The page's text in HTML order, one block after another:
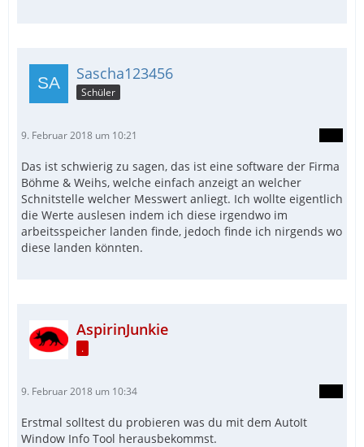
Sascha123456
Schüler
9. Februar 2018 um 10:21
Das ist schwierig zu sagen, das ist eine software der Firma
Böhme & Weihs, welche einfach anzeigt an welcher
Schnitstelle welcher Messwert anliegt. Ich wollte eigentlich
die Werte auslesen indem ich diese irgendwo im
arbeitsspeicher landen finde, jedoch finde ich nirgends wo
diese landen könnten.
AspirinJunkie
.
9. Februar 2018 um 10:34
Erstmal solltest du probieren was du mit dem AutoIt
Window Info Tool herausbekommst.